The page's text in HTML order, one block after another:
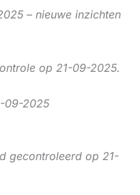
– nieuwe inzichten
op 21-09-2025.
09-2025
gecontroleerd op 21-